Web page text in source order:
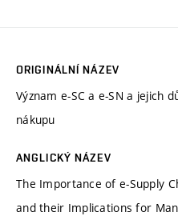
ORIGINÁLNÍ NÁZEV
Význam e-SC a e-SN a jejich
nákupu
ANGLICKÝ NÁZEV
The Importance of e-Supply
and their Implications for